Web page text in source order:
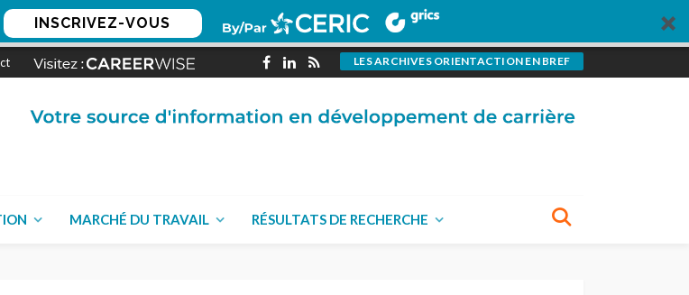
INSCRIVEZ-VOUS
LES ARCHIVES ORIENTACTION EN BREF
MARCHÉ DU TRAVAIL RÉSULTATS DE RECHERCHE